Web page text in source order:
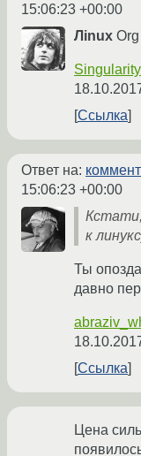
15:06:23 +00:00
Лinux Оrg
Singularity
Ссылка
Ответ на:
15:06:23 +00:00
к
Ты
давно
Ссылка
Цена